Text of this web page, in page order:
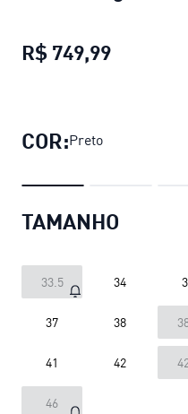
R$ 749,99
COR:Preto
TAMANHO
33.5 34
37 38
41 42
46